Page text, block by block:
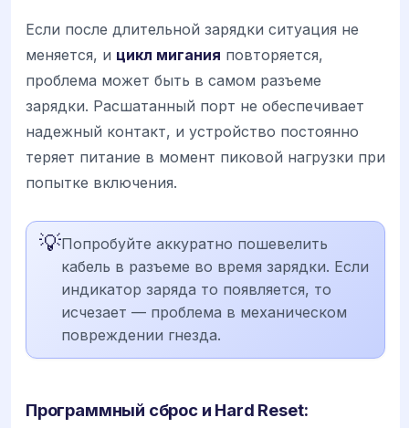
Если после длительной зарядки ситуация не
меняется, и цикл мигания повторяется,
проблема может быть в самом разъеме
зарядки. Расшатанный порт не обеспечивает
надежный контакт, и устройство постоянно
теряет питание в момент пиковой нагрузки при
попытке включения.
💡Попробуйте аккуратно пошевелить
кабель в разъеме во время зарядки. Если
индикатор заряда то появляется, то
исчезает — проблема в механическом
повреждении гнезда.
Программный сброс и Hard Reset: